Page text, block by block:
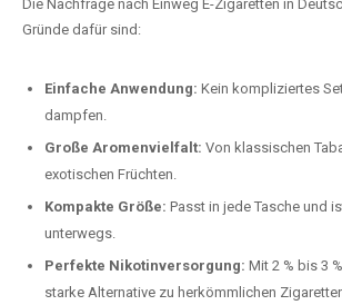
Die Nachfrage nach Einweg E-Zigaretten in
Gründe dafür sind:
Einfache Anwendung: Kein kompliziertes
dampfen.
Große Aromenvielfalt: Von klassischen
exotischen Früchten.
Kompakte Größe: Passt in jede Tasche und
unterwegs.
Perfekte Nikotinversorgung: Mit 2 % bis 3
starke Alternative zu herkömmlichen